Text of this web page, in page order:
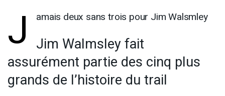
J amais deux sans trois pour Jim Walsmley
Jim Walmsley fait
assurément partie des cinq plus
grands de l’histoire du trail